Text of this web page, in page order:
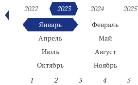
2022
2023 2024 2025
Январь
Февраль
Апрель
Май
Июль
Август
Октябрь
Ноябрь
1
2 3 4 5